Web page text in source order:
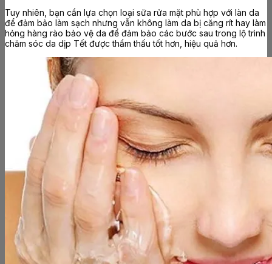
Tuy nhiên, bạn cần lựa chọn loại sữa rửa mặt phù hợp với làn da
để đảm bảo làm sạch nhưng vẫn không làm da bị căng rít hay làm
hỏng hàng rào bảo vệ da để đảm bảo các bước sau trong lộ trình
chăm sóc da dịp Tết được thẩm thấu tốt hơn, hiệu quả hơn.